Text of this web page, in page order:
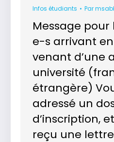
Infos étudiants Par
Message
e-s arrivant
venant d’une
université
étrangère)
adressé un
d’inscription,
reçu une